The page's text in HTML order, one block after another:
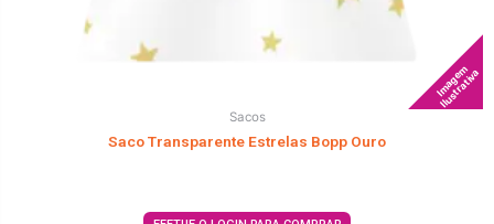
Imagem
Ilustrativa
Sacos
Saco Transparente Estrelas Bopp Ouro